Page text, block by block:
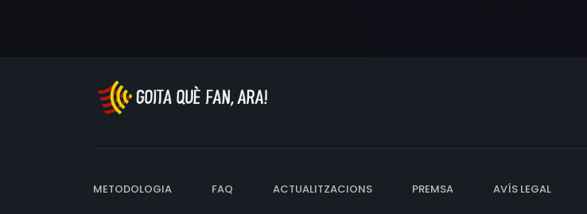
METODOLOGIA FAQ ACTUALITZACIONS PREMSA AVÍS LEGAL